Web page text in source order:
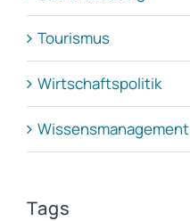
Tourismus
Wirtschaftspolitik
Wissensmanagement
Tags